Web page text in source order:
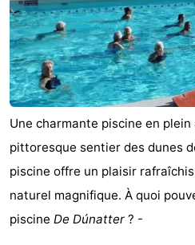
Wadden
la
nuit
Appartements
-
Noderstraun
-
Resort
Schierduin
-
Vitamaris
Campings
Chaumières
-
Une charmante piscine en
pittoresque sentier des dunes
piscine offre un plaisir
naturel magnifique. À quoi
piscine De Dúnatter ? -